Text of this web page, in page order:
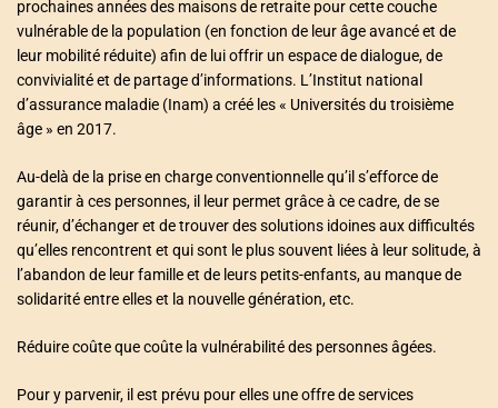
prochaines années des maisons de retraite pour cette couche
vulnérable de la population (en fonction de leur âge avancé et de
leur mobilité réduite) afin de lui offrir un espace de dialogue, de
convivialité et de partage d’informations. L’Institut national
d’assurance maladie (Inam) a créé les « Universités du troisième
âge » en 2017.
Au-delà de la prise en charge conventionnelle qu’il s’efforce de
garantir à ces personnes, il leur permet grâce à ce cadre, de se
réunir, d’échanger et de trouver des solutions idoines aux difficultés
qu’elles rencontrent et qui sont le plus souvent liées à leur solitude, à
l’abandon de leur famille et de leurs petits-enfants, au manque de
solidarité entre elles et la nouvelle génération, etc.
Réduire coûte que coûte la vulnérabilité des personnes âgées.
Pour y parvenir, il est prévu pour elles une offre de services